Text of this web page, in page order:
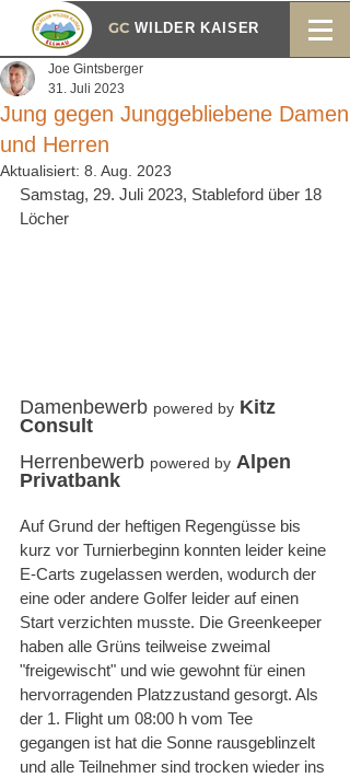
WILDER KAISER
GC
Jung gegen Junggebliebene Damen
und Herren
Joe Gintsberger
31. Juli 2023
Aktualisiert: 8. Aug. 2023
Samstag, 29. Juli 2023, Stableford über 18
Löcher
Damenbewerb powered by Kitz
Consult
Herrenbewerb powered by Alpen
Privatbank
Auf Grund der heftigen Regengüsse bis
kurz vor Turnierbeginn konnten leider keine
E-Carts zugelassen werden, wodurch der
eine oder andere Golfer leider auf einen
Start verzichten musste. Die Greenkeeper
haben alle Grüns teilweise zweimal
"freigewischt" und wie gewohnt für einen
hervorragenden Platzzustand gesorgt. Als
der 1. Flight um 08:00 h vom Tee
gegangen ist hat die Sonne rausgeblinzelt
und alle Teilnehmer sind trocken wieder ins